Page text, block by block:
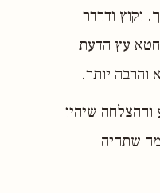
וקוץ ודרדר
עץ הדעת
והרבה יותר.
וההצלחה שיהיו
שתהיה